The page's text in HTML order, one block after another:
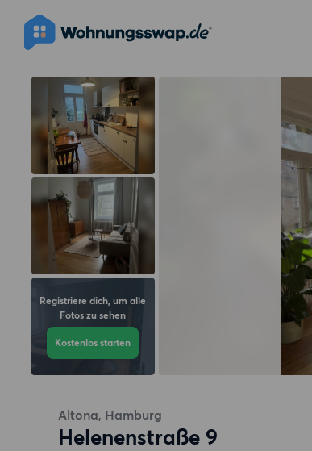
Registriere dich, um alle
Fotos zu sehen
Kostenlos starten
Altona, Hamburg
Helenenstraße 9